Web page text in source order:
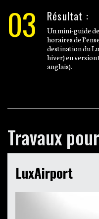
03 Résultat :
Un mini-guide
horaires de
destination du
hiver) en
anglais).
Travaux
LuxAirport